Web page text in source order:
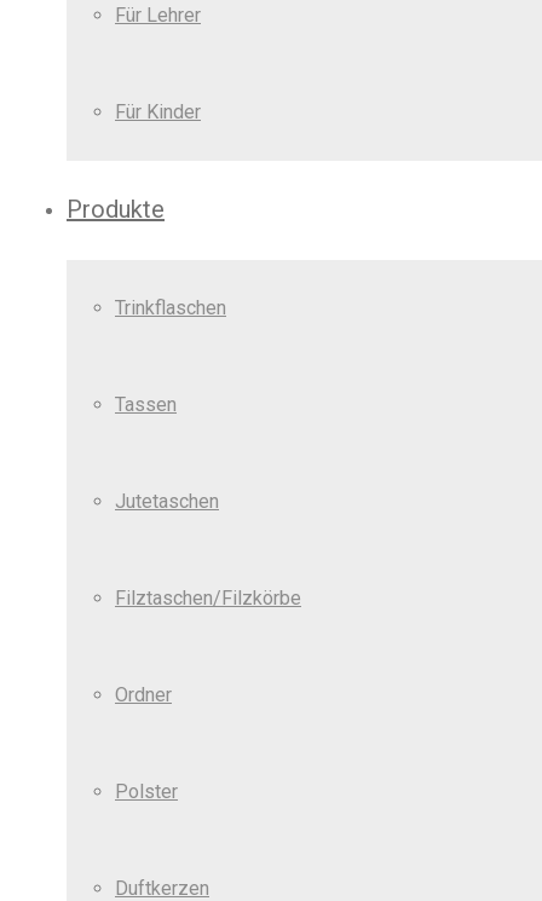
Für Lehrer
Für Kinder
Produkte
Trinkflaschen
Tassen
Jutetaschen
Filztaschen/Filzkörbe
Ordner
Polster
Duftkerzen